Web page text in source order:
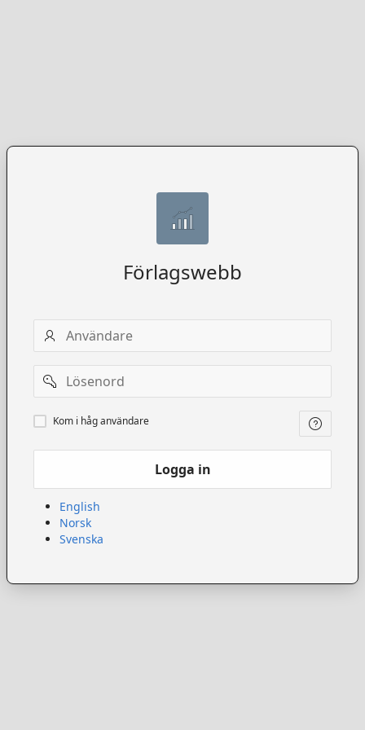
Förlagswebb
Användarnamn
Lösenord
Kom
ihåg
Kom i håg användare
Logga in
English
Norsk
Svenska